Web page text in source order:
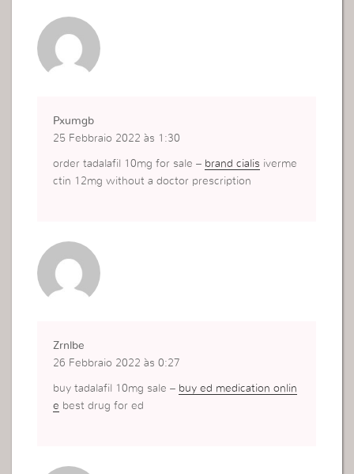
Pxumgb
25 Febbraio 2022 às 1:30
order tadalafil 10mg for sale – brand cialis iverme
ctin 12mg without a doctor prescription
Zrnlbe
26 Febbraio 2022 às 0:27
buy tadalafil 10mg sale – buy ed medication onlin
e best drug for ed